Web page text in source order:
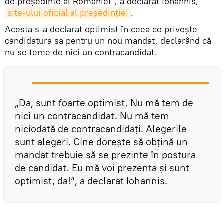
site-ului oficial al președinției .
Acesta s-a declarat optimist în ceea ce priveşte
candidatura sa pentru un nou mandat, declarând că
nu se teme de nici un contracandidat.
„Da, sunt foarte optimist. Nu mă tem de
nici un contracandidat. Nu mă tem
niciodată de contracandidaţi. Alegerile
sunt alegeri. Cine doreşte să obţină un
mandat trebuie să se prezinte în postura
de candidat. Eu mă voi prezenta şi sunt
optimist, da!”, a declarat Iohannis.